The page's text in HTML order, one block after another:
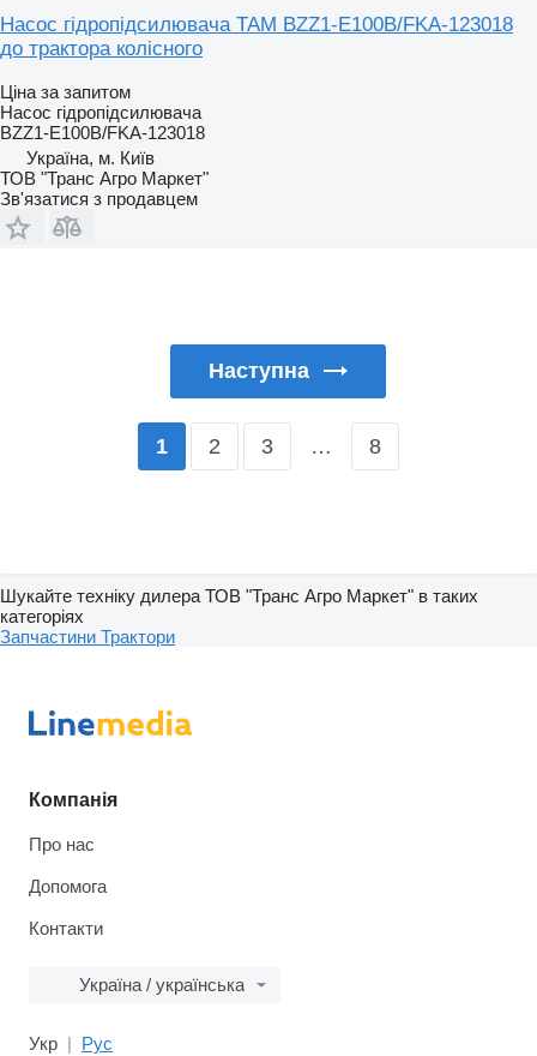
Насос гідропідсилювача TAM BZZ1-E100B/FKA-123018
до трактора колісного
Ціна за запитом
Насос гідропідсилювача
BZZ1-E100B/FKA-123018
Україна, м. Київ
ТОВ "Транс Агро Маркет"
Зв'язатися з продавцем
Наступна
1 2 3 … 8
Шукайте техніку дилера ТОВ "Транс Агро Маркет" в таких
категоріях
Запчастини Трактори
Компанія
Про нас
Допомога
Контакти
Україна / українська
Укр Рус